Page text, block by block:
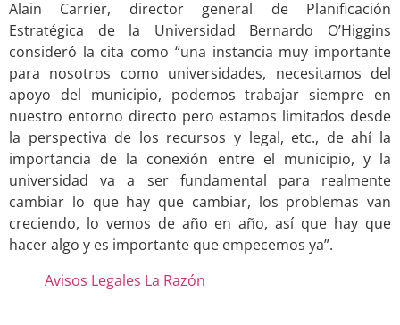
Alain Carrier, director general de Planificación
Estratégica de la Universidad Bernardo O’Higgins
consideró la cita como “una instancia muy importante
para nosotros como universidades, necesitamos del
apoyo del municipio, podemos trabajar siempre en
nuestro entorno directo pero estamos limitados desde
la perspectiva de los recursos y legal, etc., de ahí la
importancia de la conexión entre el municipio, y la
universidad va a ser fundamental para realmente
cambiar lo que hay que cambiar, los problemas van
creciendo, lo vemos de año en año, así que hay que
hacer algo y es importante que empecemos ya”.
Avisos Legales La Razón